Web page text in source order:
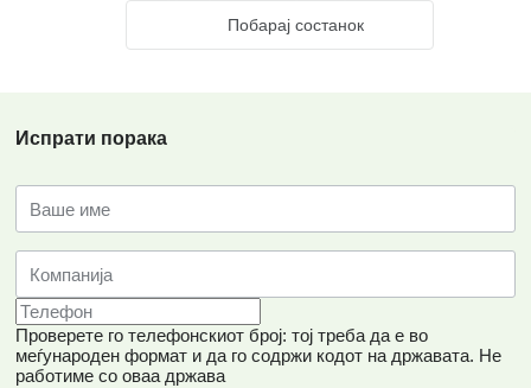
Побарај состанок
Испрати порака
Проверете го телефонскиот број: тој треба да е во
меѓународен формат и да го содржи кодот на државата. Не
работиме со оваа држава